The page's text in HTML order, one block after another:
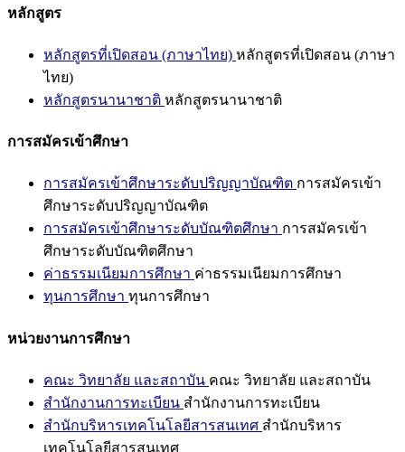
หลักสูตร
หลักสูตรที่เปิดสอน (ภาษาไทย) หลักสูตรที่เปิดสอน (ภาษา
ไทย)
หลักสูตรนานาชาติ หลักสูตรนานาชาติ
การสมัครเข้าศึกษา
การสมัครเข้าศึกษาระดับปริญญาบัณฑิต การสมัครเข้า
ศึกษาระดับปริญญาบัณฑิต
การสมัครเข้าศึกษาระดับบัณฑิตศึกษา การสมัครเข้า
ศึกษาระดับบัณฑิตศึกษา
ค่าธรรมเนียมการศึกษา ค่าธรรมเนียมการศึกษา
ทุนการศึกษา ทุนการศึกษา
หน่วยงานการศึกษา
คณะ วิทยาลัย และสถาบัน คณะ วิทยาลัย และสถาบัน
สำนักงานการทะเบียน สำนักงานการทะเบียน
สำนักบริหารเทคโนโลยีสารสนเทศ สำนักบริหาร
เทคโนโลยีสารสนเทศ